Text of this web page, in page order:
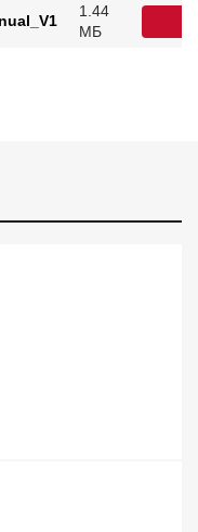
1.44
МБ